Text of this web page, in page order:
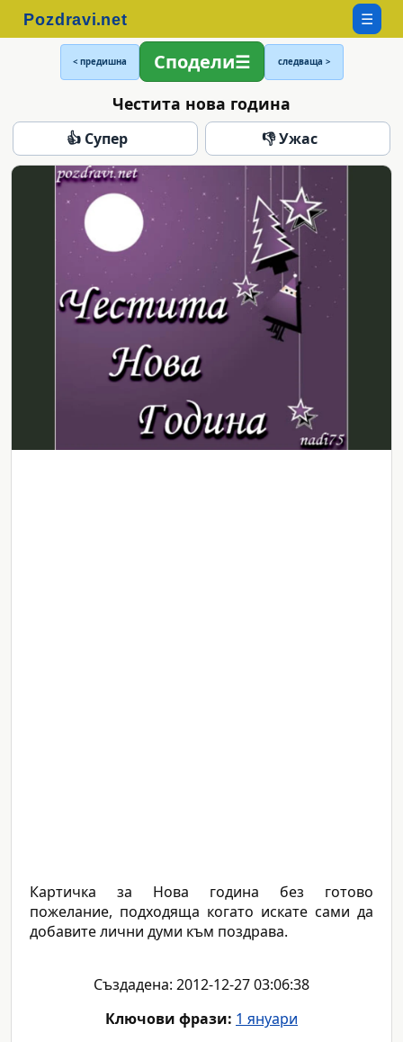
☰
< предишна Сподели следваща >
Честита нова година
👍 Супер 👎 Ужас
Картичка за Нова година без готово
пожелание, подходяща когато искате сами да
добавите лични думи към поздрава.
Създадена: 2012-12-27 03:06:38
Ключови фрази: 1 януари